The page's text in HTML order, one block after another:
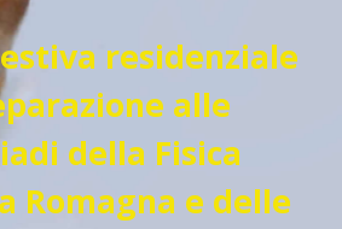
residenziale
alle
della Fisica
Romagna e delle